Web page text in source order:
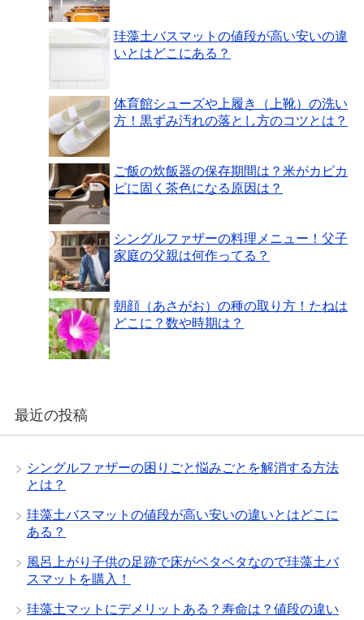
珪藻土バスマットの値段が高い安いの違
いとはどこにある？
体育館シューズや上履き（上靴）の洗い
方！黒ずみ汚れの落とし方のコツとは？
ご飯の炊飯器の保存期間は？米がカピカ
ピに固く茶色になる原因は？
シングルファザーの料理メニュー！父子
家庭の父親は何作ってる？
朝顔（あさがお）の種の取り方！たねは
どこに？数や時期は？
最近の投稿
シングルファザーの困りごと悩みごとを解消する方法
とは？
珪藻土バスマットの値段が高い安いの違いとはどこに
ある？
風呂上がり子供の足跡で床がベタベタなので珪藻土バ
スマットを購入！
珪藻土マットにデメリットある？寿命は？値段の違い